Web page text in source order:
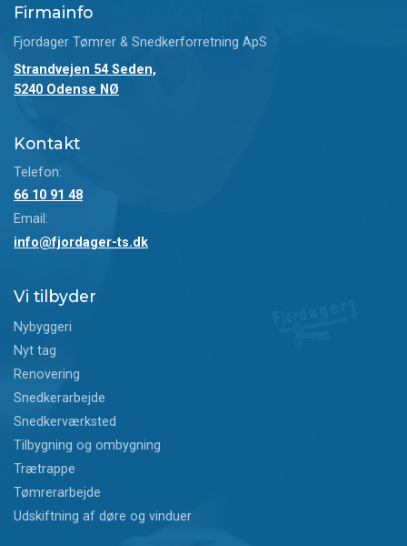
Firmainfo
Fjordager Tømrer & Snedkerforretning ApS
Strandvejen 54 Seden,
5240 Odense NØ
Kontakt
Telefon:
66 10 91 48
Email:
info@fjordager-ts.dk
Vi tilbyder
Nybyggeri
Nyt tag
Renovering
Snedkerarbejde
Snedkerværksted
Tilbygning og ombygning
Trætrappe
Tømrerarbejde
Udskiftning af døre og vinduer